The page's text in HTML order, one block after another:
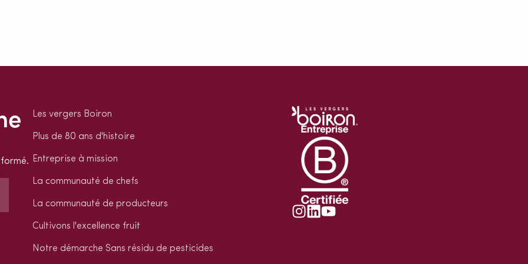
Les vergers Boiron
Plus de 80 ans d'histoire
Entreprise à mission
La communauté de chefs
La communauté de producteurs
Cultivons l'excellence fruit
Notre démarche Sans résidu de pesticides